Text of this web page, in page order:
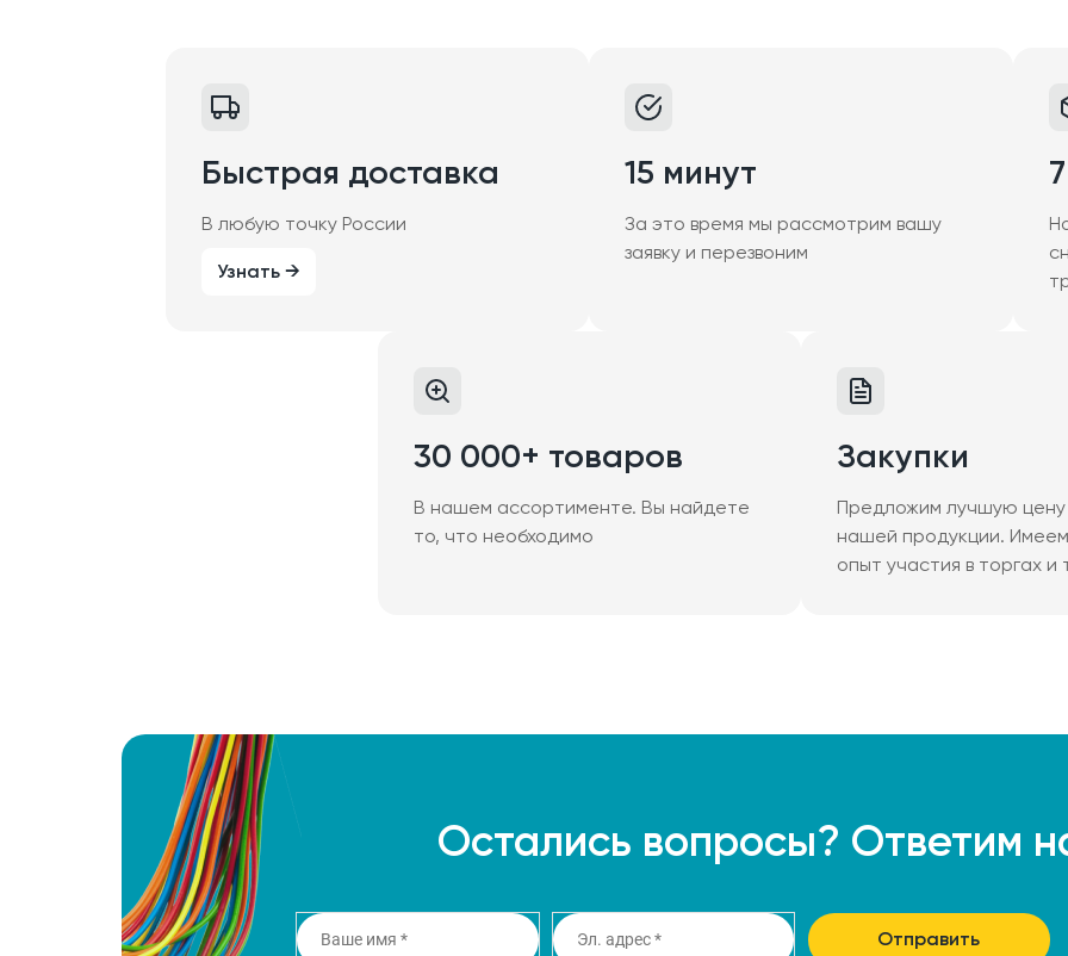
Быстрая доставка
В любую точку России
Узнать →
15 минут
За это время мы рассмотрим вашу
заявку и перезвоним
30 000+ товаров
В нашем ассортименте. Вы найдете
то, что необходимо
Закупки
Предложим лучшую цену
нашей продукции.
опыт участия в торгах и
Остались вопросы? Ответим
Отправить